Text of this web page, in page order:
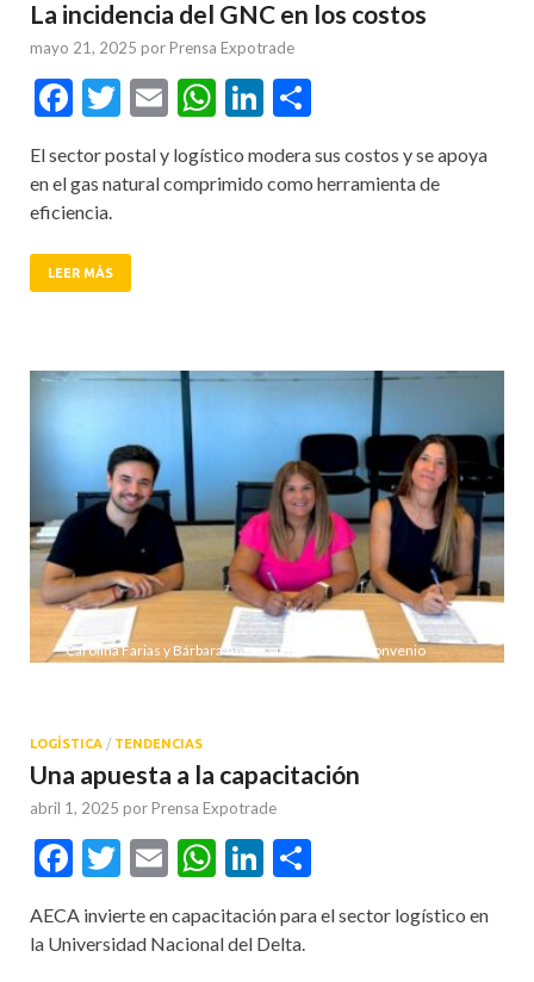
La incidencia del GNC en los costos
mayo 21, 2025 por Prensa Expotrade
Facebook
Twitter
EmailWhatsApp
LinkedIn
El sector postal y logístico modera sus costos y se apoya
en el gas natural comprimido como herramienta de
eficiencia.
LEER MÁS
Carolina Farias y Bárbara Anzini suscribieron el convenio
LOGÍSTICA / TENDENCIAS
Una apuesta a la capacitación
abril 1, 2025 por Prensa Expotrade
Facebook
Twitter
EmailWhatsApp
LinkedIn
AECA invierte en capacitación para el sector logístico en
la Universidad Nacional del Delta.